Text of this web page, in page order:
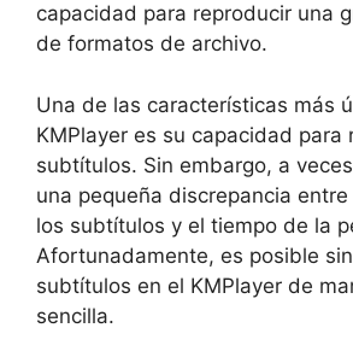
capacidad para reproducir una
de formatos de archivo.
Una de las características más
KMPlayer es su capacidad para
subtítulos. Sin embargo, a
una pequeña discrepancia
los subtítulos y el tiempo de la
Afortunadamente, es posible
subtítulos en el KMPlayer de
sencilla.